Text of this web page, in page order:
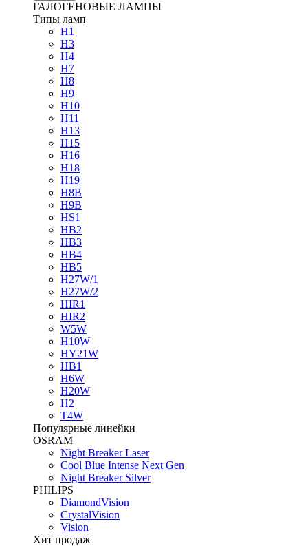
ГАЛОГЕНОВЫЕ ЛАМПЫ
Типы ламп
H1
H3
H4
H7
H8
H9
H10
H11
H13
H15
H16
H18
H19
H8B
H9B
HS1
HB2
HB3
HB4
HB5
H27W/1
H27W/2
HIR1
HIR2
W5W
H10W
HY21W
HB1
H6W
H20W
H2
T4W
Популярные линейки
OSRAM
Night Breaker Laser
Cool Blue Intense Next Gen
Night Breaker Silver
PHILIPS
DiamondVision
CrystalVision
Vision
Хит продаж